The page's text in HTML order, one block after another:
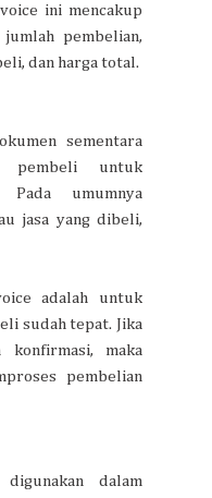
ini mencakup
pembelian,
dan harga total.
sementara
pembeli untuk
Pada umumnya
jasa yang dibeli,
adalah untuk
sudah tepat. Jika
konfirmasi, maka
pembelian
dalam